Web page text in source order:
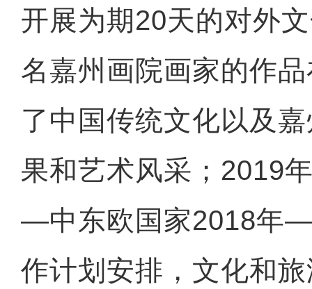
开展为期20天的对外
名嘉州画院画家的作
了中国传统文化以及
果和艺术风采；2019
—中东欧国家2018年
作计划安排，文化和